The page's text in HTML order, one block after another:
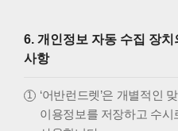
6. 개인정보 자동 수집 장
사항
‘어반런드렛’은 개별적인
이용정보를 저장하고 수시